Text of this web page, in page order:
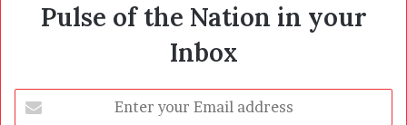
Pulse of the Nation in your
Inbox
your